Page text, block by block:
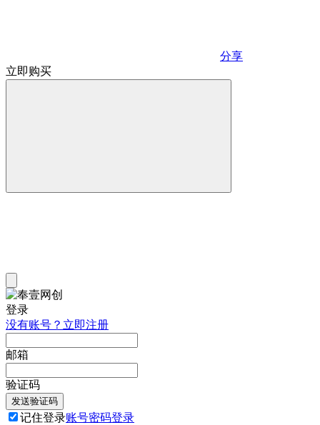
分享
立即购买
登录
没有账号？立即注册
邮箱
验证码
发送验证码
记住登录账号密码登录